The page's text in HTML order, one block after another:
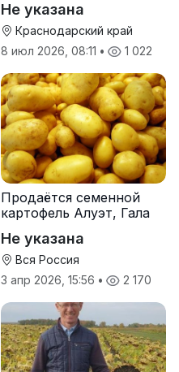
Не указана
Краснодарский край
8 июл 2026, 08:11 • 1 022
Продаётся семенной
картофель Алуэт, Гала
Не указана
Вся Россия
3 апр 2026, 15:56 • 2 170